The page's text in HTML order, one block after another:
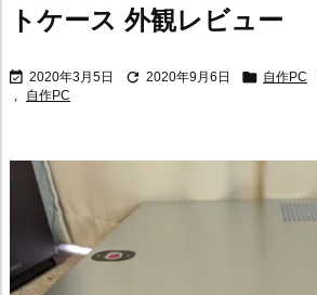
トケース 外観レビュー
 2020年3月5日  2020年9月6日  自作PC
,
自作PC